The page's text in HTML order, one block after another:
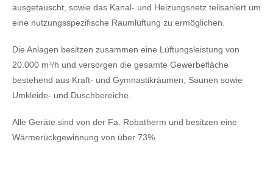
ausgetauscht, sowie das Kanal- und Heizungsnetz teilsaniert um
eine nutzungsspezifische Raumlüftung zu ermöglichen.
Die Anlagen besitzen zusammen eine Lüftungsleistung von
20.000 m³/h und versorgen die gesamte Gewerbefläche
bestehend aus Kraft- und Gymnastikräumen, Saunen sowie
Umkleide- und Duschbereiche.
Alle Geräte sind von der Fa. Robatherm und besitzen eine
Wärmerückgewinnung von über 73%.